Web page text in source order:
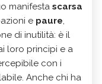
manifesta scarsa
e paure,
di inutilità: è il
loro principi e a
con i
Anche chi ha